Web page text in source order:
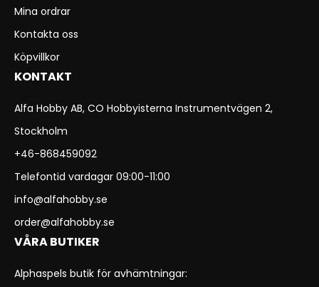
Mina ordrar
Kontakta oss
Köpvillkor
KONTAKT
Alfa Hobby AB, CO Hobbyisterna Instrumentvägen 2,
Stockholm
+46-868459092
Telefontid vardagar 09:00-11:00
info@alfahobby.se
order@alfahobby.se
VÅRA BUTIKER
Alphaspels butik för avhämtningar: